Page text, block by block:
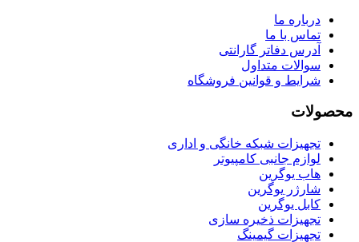
درباره ما
تماس با ما
آدرس دفاتر گارانتی
سوالات متداول
شرایط و قوانین فروشگاه
محصولات
تجهیزات شبکه خانگی و اداری
لوازم جانبی کامپیوتر
هاب یوگرین
شارژر یوگرین
کابل یوگرین
تجهیزات ذخیره سازی
تجهیزات گیمینگ